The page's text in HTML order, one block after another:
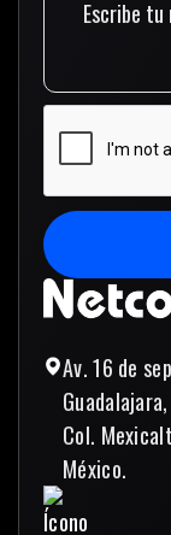
Av. 16 de
Guadalajara,
Col.
México.